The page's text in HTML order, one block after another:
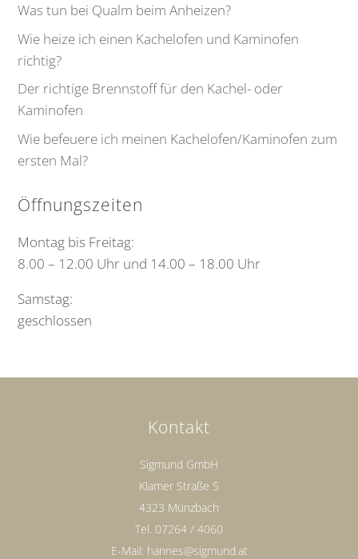
Was tun bei Qualm beim Anheizen?
Wie heize ich einen Kachelofen und Kaminofen
richtig?
Der richtige Brennstoff für den Kachel- oder
Kaminofen
Wie befeuere ich meinen Kachelofen/Kaminofen zum
ersten Mal?
Öffnungszeiten
Montag bis Freitag:
8.00 – 12.00 Uhr und 14.00 – 18.00 Uhr
Samstag:
geschlossen
Kontakt
Sigmund GmbH
Klamer Straße 5
4323 Münzbach
Tel. 07264 / 4060
E-Mail: hannes@sigmund.at